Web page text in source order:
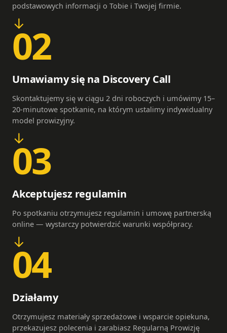
podstawowych informacji o Tobie i Twojej firmie.
02
Umawiamy się na Discovery Call
Skontaktujemy się w ciągu 2 dni roboczych i umówimy 15–
20-minutowe spotkanie, na którym ustalimy indywidualny
model prowizyjny.
03
Akceptujesz regulamin
Po spotkaniu otrzymujesz regulamin i umowę partnerską
online — wystarczy potwierdzić warunki współpracy.
04
Działamy
Otrzymujesz materiały sprzedażowe i wsparcie opiekuna,
przekazujesz polecenia i zarabiasz Regularną Prowizję